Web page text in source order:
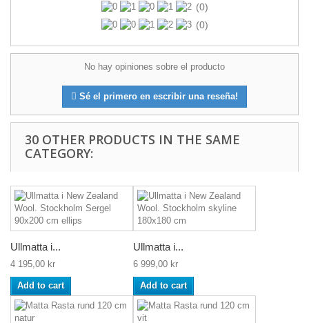
(0)
(0)
No hay opiniones sobre el producto
Sé el primero en escribir una reseña!
30 OTHER PRODUCTS IN THE SAME
CATEGORY:
Ullmatta i...
4 195,00 kr
Add to cart
Ullmatta i...
6 999,00 kr
Add to cart